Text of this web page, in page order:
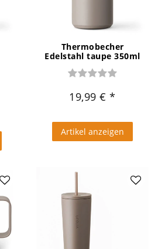
Thermobecher
Edelstahl taupe 350ml
19,99 €
Artikel anzeigen